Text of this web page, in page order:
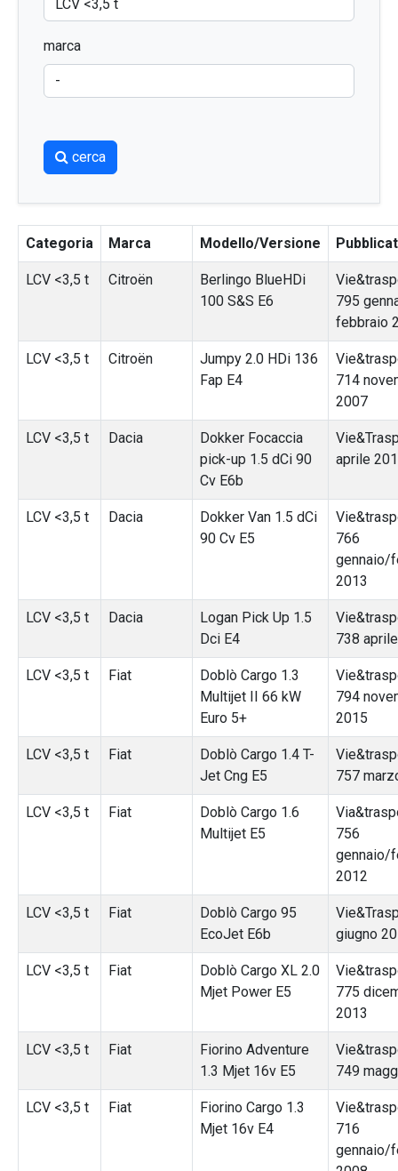
marca
cerca
Categoria Marca Modello/Versione
LCV <3,5 t Citroën
Berlingo BlueHDi
100 S&S E6
795
febbraio
LCV <3,5 t Citroën
Jumpy 2.0 HDi 136
Fap E4
714
2007
LCV <3,5 t Dacia
Dokker Focaccia
pick-up 1.5 dCi 90
Cv E6b
aprile
LCV <3,5 t Dacia
Dokker Van 1.5 dCi
90 Cv E5
766
gennaio/
2013
LCV <3,5 t Dacia
Logan Pick Up 1.5
Dci E4
738
LCV <3,5 t Fiat
Doblò Cargo 1.3
Multijet II 66 kW
Euro 5+
794
2015
LCV <3,5 t Fiat
Doblò Cargo 1.4 T-
Jet Cng E5
757
LCV <3,5 t Fiat
Doblò Cargo 1.6
Multijet E5
756
gennaio/
2012
LCV <3,5 t Fiat
Doblò Cargo 95
EcoJet E6b
giugno
LCV <3,5 t Fiat
Doblò Cargo XL 2.0
Mjet Power E5
775
2013
LCV <3,5 t Fiat
Fiorino Adventure
1.3 Mjet 16v E5
749
LCV <3,5 t Fiat
Fiorino Cargo 1.3
Mjet 16v E4
716
gennaio/